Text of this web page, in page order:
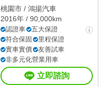
桃園市 / 鴻揚汽車
2016年 / 90,000km
認證車
五大保證
符合保固
里程保證
實車實價
友善試車
非多元化營業用車
立即諮詢